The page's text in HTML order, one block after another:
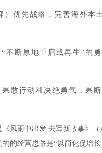
）优先战略，完善海外本
不断原地重启或再生”的
敢行动和决绝勇气，果
风雨中出发 去写新故事》（
的经营思路是“以简化促增